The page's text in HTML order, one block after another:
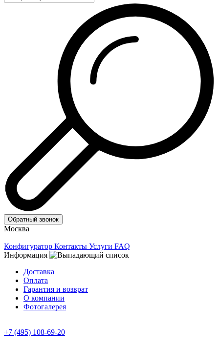
Обратный звонок
Москва
Конфигуратор Контакты Услуги FAQ
Информация
Доставка
Оплата
Гарантия и возврат
О компании
Фотогалерея
+7 (495) 108-69-20